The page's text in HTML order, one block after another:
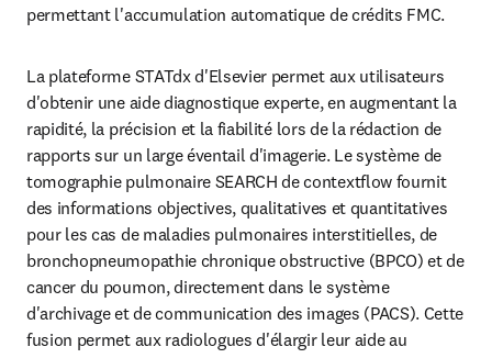
permettant l'accumulation automatique de crédits FMC.
La plateforme STATdx d'Elsevier permet aux utilisateurs
d'obtenir une aide diagnostique experte, en augmentant la
rapidité, la précision et la fiabilité lors de la rédaction de
rapports sur un large éventail d'imagerie. Le système de
tomographie pulmonaire SEARCH de contextflow fournit
des informations objectives, qualitatives et quantitatives
pour les cas de maladies pulmonaires interstitielles, de
bronchopneumopathie chronique obstructive (BPCO) et de
cancer du poumon, directement dans le système
d'archivage et de communication des images (PACS). Cette
fusion permet aux radiologues d'élargir leur aide au